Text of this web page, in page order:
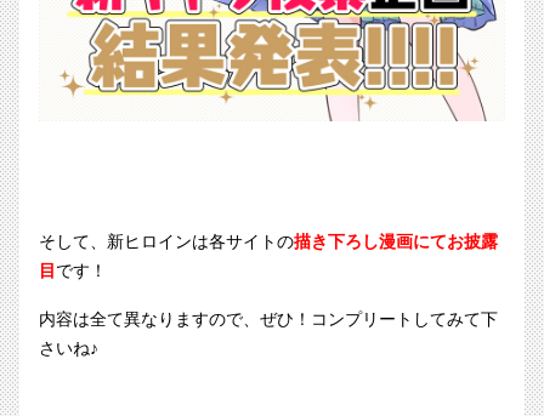
そして、新ヒロインは各サイトの描き下ろし漫画にてお披露
目 です！
内容は全て異なりますので、ぜひ！コンプリートしてみて下
さいね♪